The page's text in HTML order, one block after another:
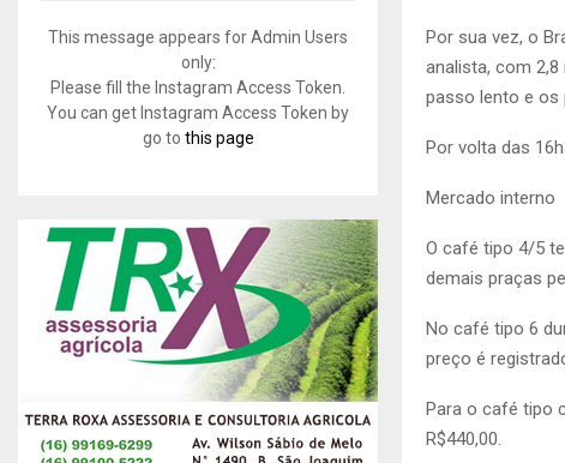
Por sua vez, o
analista, com
passo lento e os
Por volta das
Mercado interno
O café tipo 4/5
demais praças
No café tipo 6
preço é
Para o café tipo
R$440,00.
This message appears for Admin Users
only:
Please fill the Instagram Access Token.
You can get Instagram Access Token by
go to this page